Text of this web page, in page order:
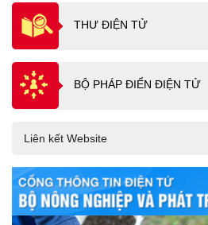
THƯ ĐIỆN TỬ
BỘ PHÁP ĐIỂN ĐIỆN TỬ